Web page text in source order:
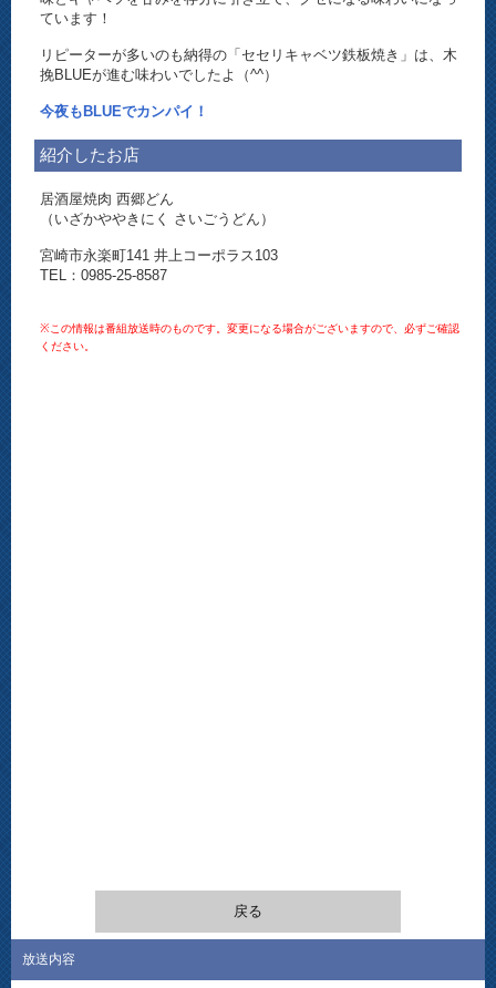
ています！
リピーターが多いのも納得の「セセリキャベツ鉄板焼き」は、木
挽BLUEが進む味わいでしたよ（^^）
今夜もBLUEでカンパイ！
紹介したお店
居酒屋焼肉 西郷どん
（いざかややきにく さいごうどん）
宮崎市永楽町141 井上コーポラス103
TEL：0985-25-8587
※この情報は番組放送時のものです。変更になる場合がございますので、必ずご確認
ください。
戻る
放送内容